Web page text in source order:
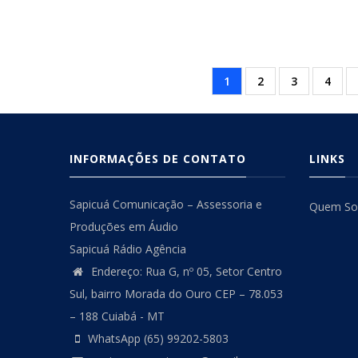
Página
atual
1 Página
2 Página
3 4
INFORMAÇÕES DE CONTATO
Sapicuá Comunicação – Assessoria e
Produções em Áudio
Sapicuá Rádio Agência
Endereço: Rua G, nº 05, Setor Centro
Sul, bairro Morada do Ouro CEP – 78.053
– 188 Cuiabá - MT
WhatsApp (65) 99202-5803
LINKS
Quem